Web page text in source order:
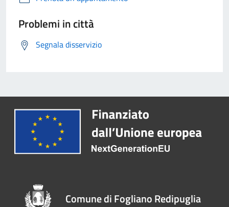
Problemi in città
Segnala disservizio
Comune di Fogliano Redipuglia